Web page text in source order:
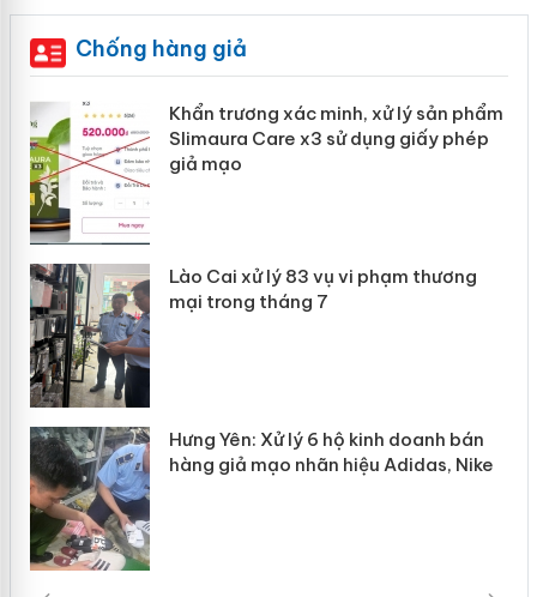
Chống hàng giả
Khẩn trương xác minh, xử lý sản phẩm
Slimaura Care x3 sử dụng giấy phép
giả mạo
Lào Cai xử lý 83 vụ vi phạm thương
mại trong tháng 7
Hưng Yên: Xử lý 6 hộ kinh doanh bán
hàng giả mạo nhãn hiệu Adidas, Nike